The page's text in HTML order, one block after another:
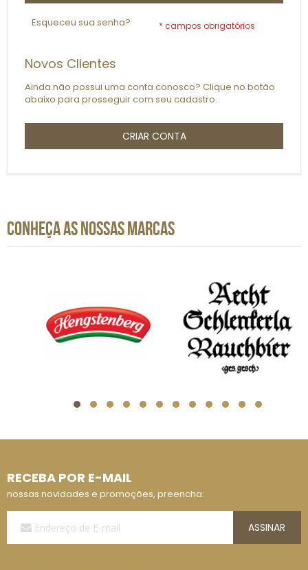
Esqueceu sua senha?
Novos Clientes
Ainda não possui uma conta conosco? Clique no botão
abaixo para prosseguir com seu cadastro.
CRIAR CONTA
CONHEÇA AS NOSSAS MARCAS
RECEBA POR E-MAIL
nossas novidades e promoções, preencha:
Nossa
ASSINAR